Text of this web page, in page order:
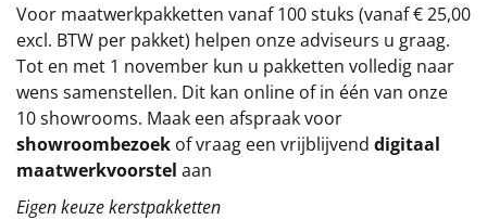
Alle overige
Voor maatwerkpakketten vanaf 100 stuks (vanaf € 25,00
excl. BTW per pakket) helpen onze adviseurs u graag.
Tot en met 1 november kun u pakketten volledig naar
wens samenstellen. Dit kan online of in één van onze
10 showrooms. Maak een afspraak voor
showroombezoek of vraag een vrijblijvend digitaal
maatwerkvoorstel aan
Eigen keuze kerstpakketten